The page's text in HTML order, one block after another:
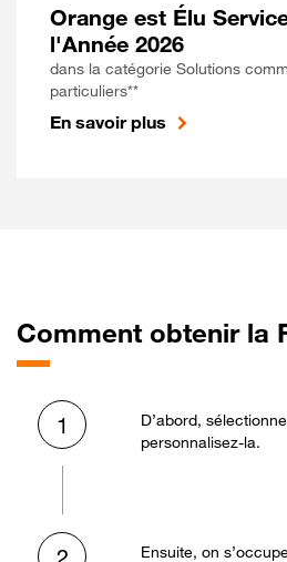
Orange est Élu
l'Année 2026
dans la catégorie Solutions
particuliers**
En savoir plus
Comment obtenir la
1
D’abord,
personnalisez-la.
Ensuite, on